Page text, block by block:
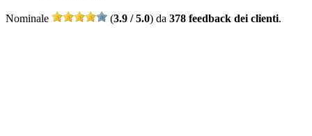
Nominale (3.9 / 5.0) da 378 feedback dei clienti.